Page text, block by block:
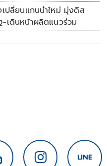
ปลี่ยนแกนนำใหม่ มุ่งดิส
เดินหน้าผลิตแนวร่วม